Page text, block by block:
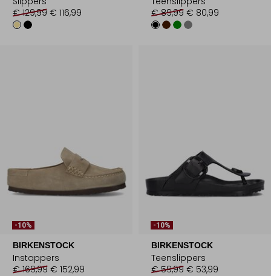
€ 129,99 € 116,99
€ 89,99 € 80,99
-10%
BIRKENSTOCK
Instappers
€ 169,99 € 152,99
-10%
BIRKENSTOCK
Teenslippers
€ 59,99 € 53,99